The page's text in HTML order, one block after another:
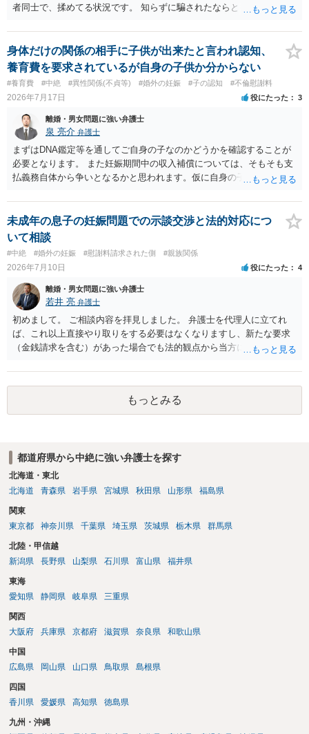
者同士で、揉めてる状況です。 知らずに騙されたならともか
というだけですから。
身体だけの関係の相手に子供が出来たと言われ認知、
養育費を要求されているが自身の子供か分からない
#養育費 #中絶 #異性関係(不貞等) #婚外の妊娠 #子の認知 #不倫慰謝料
2026年7月17日 役にたった 3
離婚・男女問題に強い弁護士
泉 亮介 弁護士
まずはDNA鑑定等を通してご自身の子なのかどうかを確認することが
必要となります。 また妊娠期間中の収入補償については、そもそも支
払義務自体から争いとなるかと思われます。仮に自身の子であったと
相手に弁護士がついているということであれば、依頼をするかしない
かは別として一度ご自身も個別に弁護士に相談をされたほうが良いで
しょう。
未成年の息子の妊娠問題での示談交渉と法的対応につ
いて相談
#中絶 #婚外の妊娠 #慰謝料請求された側 #親族関係
2026年7月10日 役にたった 4
離婚・男女問題に強い弁護士
若井 亮 弁護士
初めまして。 ご相談内容を拝見しました。 弁護士を代理人に立てれ
ば、これ以上直接やり取りをする必要はなくなりますし、新たな要求
（金銭請求を含む）があった場合でも法的観点から当方に支払うべき
いのであれば、基本的にはご自身で対応していくことになります。 こ
れ以上の要求を回避するためには、合意内容を書面しておくことで
す。 特に重要な点としては、合意事項以外には貸し借りが無いことを
確認する条項（清算条項）をきちんと盛り込んでおくことです。 お金
もっとみる
都道府県から中絶に強い弁護士を探す
北海道・東北
北海道
青森県 岩手県 宮城県 秋田県 山形県 福島県
関東
東京都
神奈川県 千葉県 埼玉県 茨城県 栃木県 群馬県
北陸・甲信越
新潟県
長野県 山梨県 石川県 富山県 福井県
東海
愛知県
静岡県 岐阜県 三重県
関西
大阪府
兵庫県 京都府 滋賀県 奈良県 和歌山県
中国
広島県
岡山県 山口県 鳥取県 島根県
四国
香川県
愛媛県 高知県 徳島県
九州・沖縄